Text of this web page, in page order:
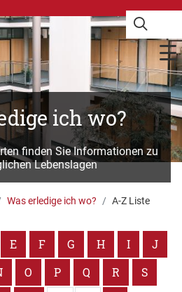
ich wo?
finden Sie Informationen zu
Lebenslagen
Was erledige ich wo? A-Z Liste
E F G H I
J
O P Q R
S